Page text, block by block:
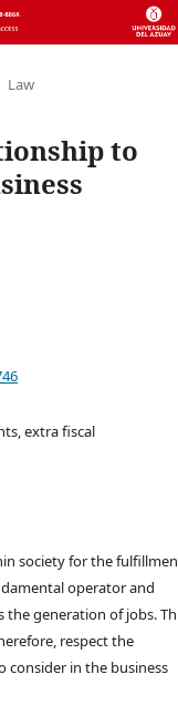
Law
to
extra fiscal
society for the
operator and
the generation of jobs.
respect the
consider in the business